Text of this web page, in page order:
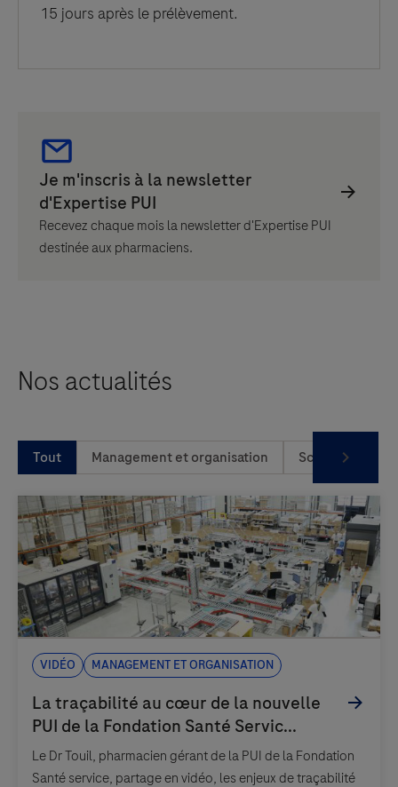
15 jours après le prélèvement.
Recevez chaque mois la newsletter d'Expertise PUI
destinée aux pharmaciens.
Nos actualités